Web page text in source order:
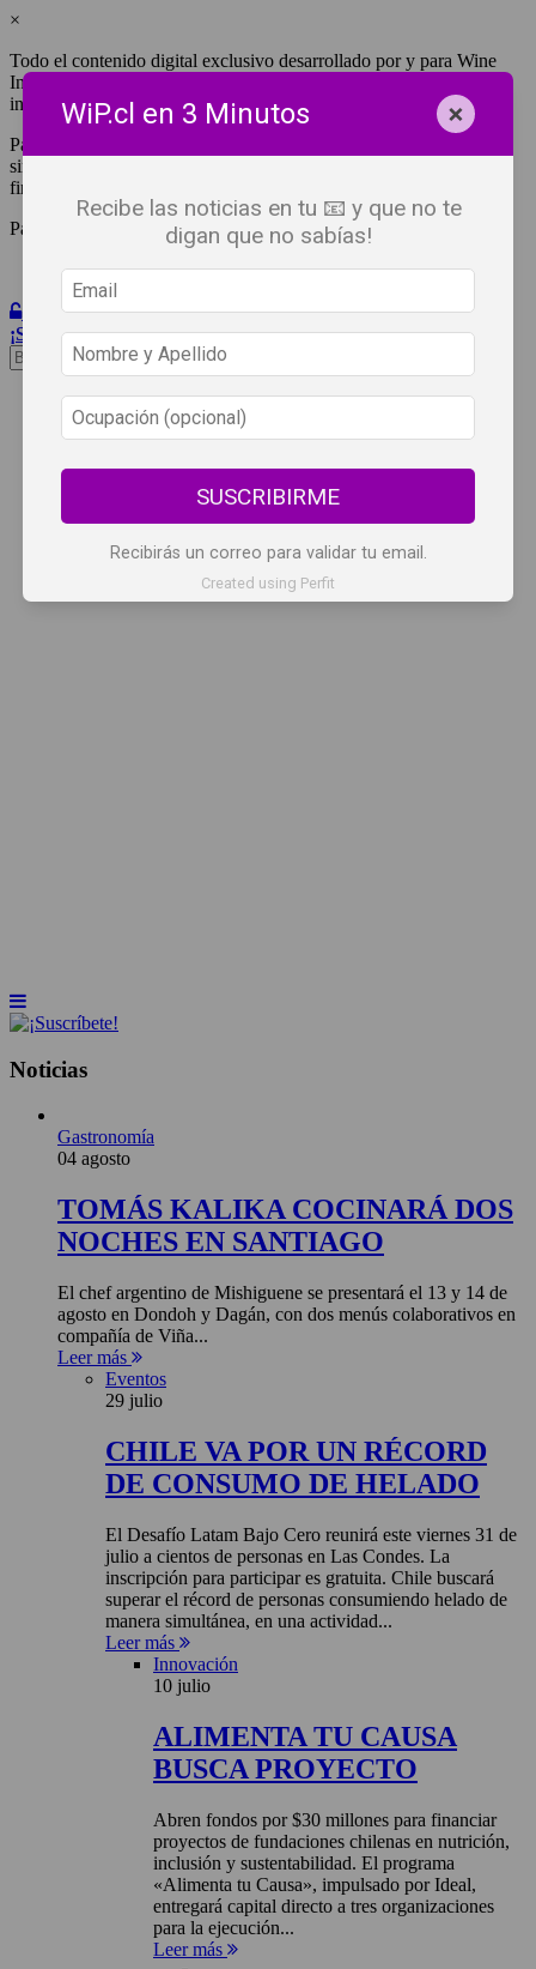
×
Todo el contenido digital exclusivo desarrollado por y para Wine
Independent Press Chile, cuenta con derechos de propiedad
intelectual.
Para tener acceso a una copia y/o impresión de cualquiera de ellos
sin fines de lucro, debes ser #SuscriptorWiP.^Para su réplica con
fines comerciales debes contactar al e-mail
Pagas una sola vez al año y disfrutas por 12 meses.
Iniciar Sesión
¡Suscribete! BeneficiosWiP
Buscar:
Síguenos
Noticias
Gastronomía
04 agosto
TOMÁS KALIKA COCINARÁ DOS
NOCHES EN SANTIAGO
El chef argentino de Mishiguene se presentará el 13 y 14 de
agosto en Dondoh y Dagán, con dos menús colaborativos en
compañía de Viña...
Leer más
Eventos
29 julio
CHILE VA POR UN RÉCORD
DE CONSUMO DE HELADO
El Desafío Latam Bajo Cero reunirá este viernes 31 de
julio a cientos de personas en Las Condes. La
inscripción para participar es gratuita. Chile buscará
superar el récord de personas consumiendo helado de
manera simultánea, en una actividad...
Leer más
Innovación
10 julio
ALIMENTA TU CAUSA
BUSCA PROYECTO
Abren fondos por $30 millones para financiar
proyectos de fundaciones chilenas en nutrición,
inclusión y sustentabilidad. El programa
«Alimenta tu Causa», impulsado por Ideal,
entregará capital directo a tres organizaciones
para la ejecución...
Leer más
WiP.cl en 3 Minutos ×
Recibe las noticias en tu 📧 y que no te
digan que no sabías!
SUSCRIBIRME
Recibirás un correo para validar tu email.
Created using Perfit